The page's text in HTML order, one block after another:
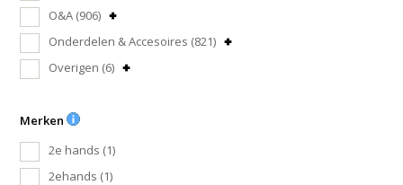
O&A (906)
Onderdelen & Accesoires (821)
Overigen (6)
Merken
2e hands (1)
2ehands (1)